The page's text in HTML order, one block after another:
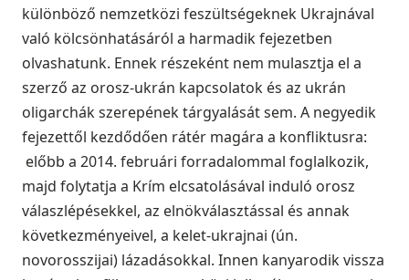
különböző nemzetközi feszültségeknek Ukrajnával
való kölcsönhatásáról a harmadik fejezetben
olvashatunk. Ennek részeként nem mulasztja el a
szerző az orosz-ukrán kapcsolatok és az ukrán
oligarchák szerepének tárgyalását sem. A negyedik
fejezettől kezdődően rátér magára a konfliktusra:
előbb a 2014. februári forradalommal foglalkozik,
majd folytatja a Krím elcsatolásával induló orosz
válaszlépésekkel, az elnökválasztással és annak
következményeivel, a kelet-ukrajnai (ún.
novorosszijai) lázadásokkal. Innen kanyarodik vissza